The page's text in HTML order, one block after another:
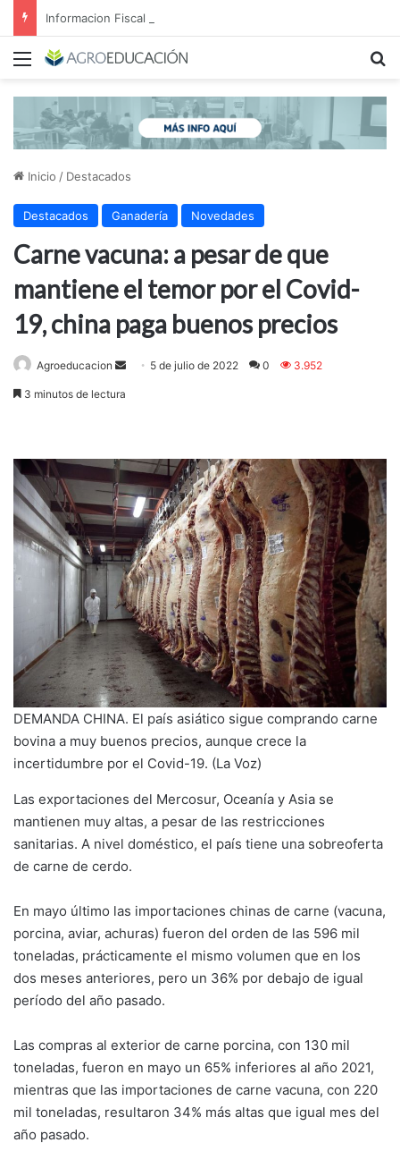
Menú
Inicio / Destacados
Destacados Ganadería Novedades
Carne vacuna: a pesar de que
mantiene el temor por el Covid-
19, china paga buenos precios
Agroeducacion
Send 5 de julio de 2022 0 3.952
3 minutos de lectura
DEMANDA CHINA. El país asiático sigue comprando carne
bovina a muy buenos precios, aunque crece la
incertidumbre por el Covid-19. (La Voz)
Las exportaciones del Mercosur, Oceanía y Asia se
mantienen muy altas, a pesar de las restricciones
sanitarias. A nivel doméstico, el país tiene una sobreoferta
de carne de cerdo.
En mayo último las importaciones chinas de carne (vacuna,
porcina, aviar, achuras) fueron del orden de las 596 mil
toneladas, prácticamente el mismo volumen que en los
dos meses anteriores, pero un 36% por debajo de igual
período del año pasado.
Las compras al exterior de carne porcina, con 130 mil
toneladas, fueron en mayo un 65% inferiores al año 2021,
mientras que las importaciones de carne vacuna, con 220
mil toneladas, resultaron 34% más altas que igual mes del
año pasado.